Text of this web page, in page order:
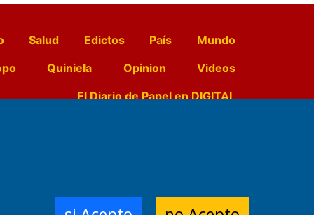
Salud Edictos País
Mundo
Quiniela Opinion
Videos
El Diario de Papel en DIGITAL